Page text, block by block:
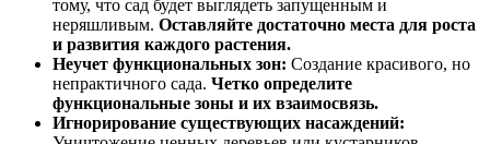
тому, что сад будет выглядеть запущенным и
неряшливым. Оставляйте достаточно места для роста
и развития каждого растения.
Неучет функциональных зон: Создание красивого, но
непрактичного сада. Четко определите
функциональные зоны и их взаимосвязь.
Игнорирование существующих насаждений: